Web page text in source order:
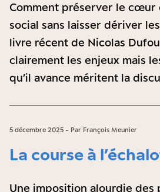
Comment préserver le cœur
social sans laisser dériver
livre récent de Nicolas
clairement les enjeux mais
qu’il avance méritent la
5 décembre 2025 - Par François Meunier
La course à
Une imposition alourdie des